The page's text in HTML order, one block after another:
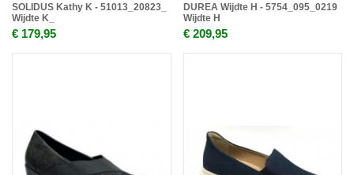
SOLIDUS Kathy K - 51013_20823_
Wijdte K_
€ 179,95
DUREA Wijdte H - 5754_095_0219
Wijdte H
€ 209,95